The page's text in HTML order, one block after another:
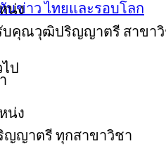
ข่าว ไทยและรอบโลก
น่ง
บคุณวุฒิปริญญาตรี สาขา
ป
น่ง
ญาตรี ทุกสาขาวิชา